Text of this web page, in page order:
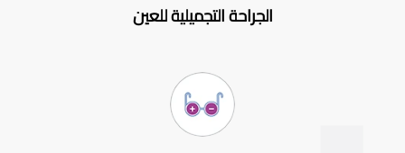
الجراحة التجميلية للعين